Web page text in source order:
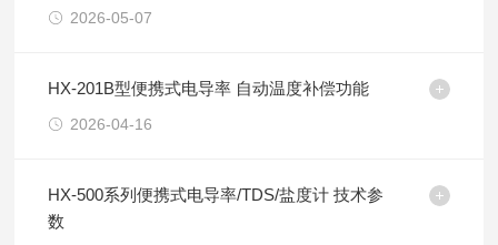
2026-05-07
HX-201B型便携式电导率 自动温度补偿功能
2026-04-16
HX-500系列便携式电导率/TDS/盐度计 技术参
数